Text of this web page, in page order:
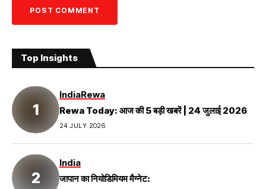
Top Insights
IndiaRewa
Rewa Today: आज की 5 बड़ी खबरें | 24 जुलाई 2026
24 JULY 2026
India
जापान का नियोडिमियम मैग्नेट: